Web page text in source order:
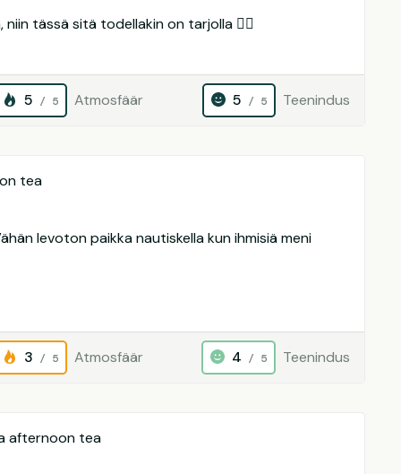
tässä sitä todellakin on tarjolla 
5 / 5 Atmosfäär 5 / 5 Teenindus
tea
levoton paikka nautiskella kun ihmisiä meni
3 / 5 Atmosfäär 4 / 5 Teenindus
afternoon tea